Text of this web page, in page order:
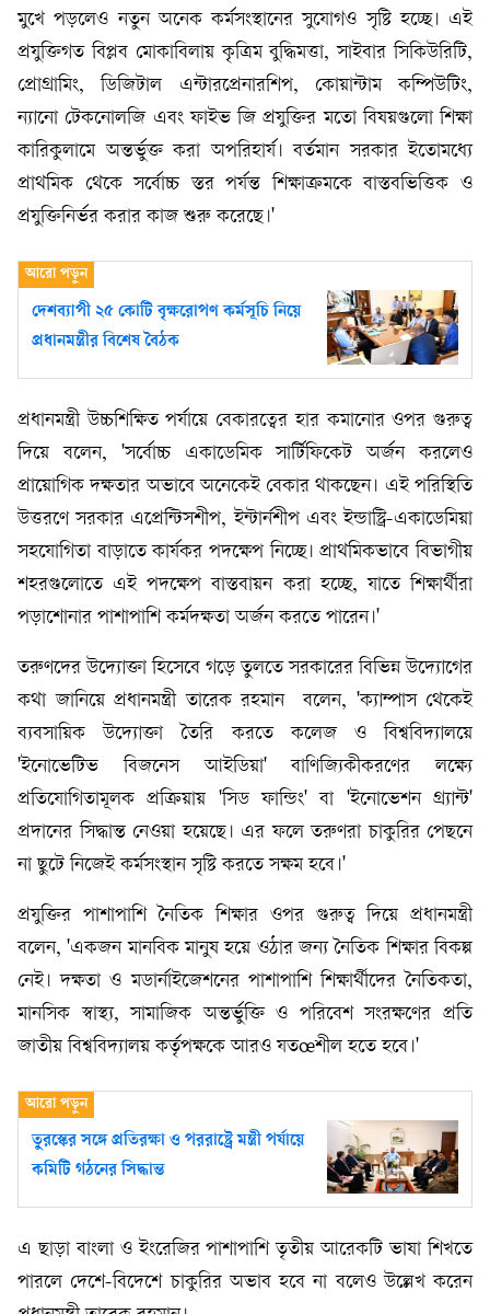
মুখে পড়লেও নতুন অনেক কর্মসংস্থানের সুযোগও সৃষ্টি হচ্ছে। এই
প্রযুক্তিগত বিপ্লব মোকাবিলায় কৃত্রিম বুদ্ধিমত্তা, সাইবার সিকিউরিটি,
প্রোগ্রামিং, ডিজিটাল এন্টারপ্রেনারশিপ, কোয়ান্টাম কম্পিউটিং,
ন্যানো টেকনোলজি এবং ফাইভ জি প্রযুক্তির মতো বিষয়গুলো শিক্ষা
কারিকুলামে অন্তর্ভুক্ত করা অপরিহার্য। বর্তমান সরকার ইতোমধ্যে
প্রাথমিক থেকে সর্বোচ্চ স্তর পর্যন্ত শিক্ষাক্রমকে বাস্তবভিত্তিক ও
প্রযুক্তিনির্ভর করার কাজ শুরু করেছে।'
দেশব্যাপী ২৫ কোটি বৃক্ষরোপণ কর্মসূচি নিয়ে
প্রধানমন্ত্রীর বিশেষ বৈঠক
প্রধানমন্ত্রী উচ্চশিক্ষিত পর্যায়ে বেকারত্বের হার কমানোর ওপর গুরুত্ব
দিয়ে বলেন, 'সর্বোচ্চ একাডেমিক সার্টিফিকেট অর্জন করলেও
প্রায়োগিক দক্ষতার অভাবে অনেকেই বেকার থাকছেন। এই পরিস্থিতি
উত্তরণে সরকার এপ্রেন্টিসশীপ, ইন্টার্নশীপ এবং ইন্ডাস্ট্রি-একাডেমিয়া
সহযোগিতা বাড়াতে কার্যকর পদক্ষেপ নিচ্ছে। প্রাথমিকভাবে বিভাগীয়
শহরগুলোতে এই পদক্ষেপ বাস্তবায়ন করা হচ্ছে, যাতে শিক্ষার্থীরা
পড়াশোনার পাশাপাশি কর্মদক্ষতা অর্জন করতে পারেন।'
তরুণদের উদ্যোক্তা হিসেবে গড়ে তুলতে সরকারের বিভিন্ন উদ্যোগের
কথা জানিয়ে প্রধানমন্ত্রী তারেক রহমান বলেন, 'ক্যাম্পাস থেকেই
ব্যবসায়িক উদ্যোক্তা তৈরি করতে কলেজ ও বিশ্ববিদ্যালয়ে
'ইনোভেটিভ বিজনেস আইডিয়া' বাণিজ্যিকীকরণের লক্ষ্যে
প্রতিযোগিতামূলক প্রক্রিয়ায় 'সিড ফান্ডিং' বা 'ইনোভেশন গ্র্যান্ট'
প্রদানের সিদ্ধান্ত নেওয়া হয়েছে। এর ফলে তরুণরা চাকুরির পেছনে
না ছুটে নিজেই কর্মসংস্থান সৃষ্টি করতে সক্ষম হবে।'
প্রযুক্তির পাশাপাশি নৈতিক শিক্ষার ওপর গুরুত্ব দিয়ে প্রধানমন্ত্রী
বলেন, 'একজন মানবিক মানুষ হয়ে ওঠার জন্য নৈতিক শিক্ষার বিকল্প
নেই। দক্ষতা ও মডার্নাইজেশনের পাশাপাশি শিক্ষার্থীদের নৈতিকতা,
মানসিক স্বাস্থ্য, সামাজিক অন্তর্ভুক্তি ও পরিবেশ সংরক্ষণের প্রতি
জাতীয় বিশ্ববিদ্যালয় কর্তৃপক্ষকে আরও যতœশীল হতে হবে।'
তুরস্কের সঙ্গে প্রতিরক্ষা ও পররাষ্ট্রে মন্ত্রী পর্যায়ে
কমিটি গঠনের সিদ্ধান্ত
এ ছাড়া বাংলা ও ইংরেজির পাশাপাশি তৃতীয় আরেকটি ভাষা শিখতে
পারলে দেশে-বিদেশে চাকুরির অভাব হবে না বলেও উল্লেখ করেন